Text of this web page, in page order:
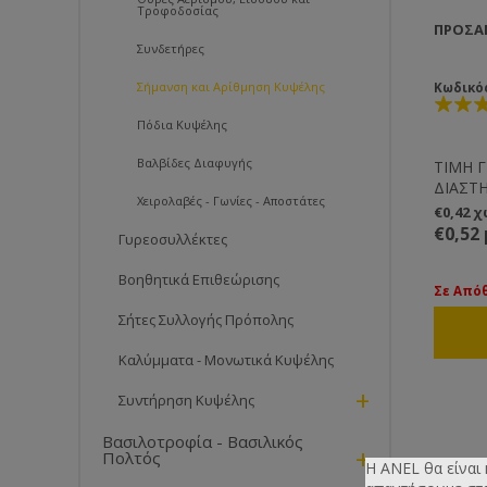
ΤΙΜΗ
βρουν
ίδιου
–
–
€0,42
Σε
Τροφοδοσίας
Συνδετήρες
Σήμανση και Αρίθμηση Κυψέλης
Πόδια Κυψέλης
Βαλβίδες Διαφυγής
Χειρολαβές - Γωνίες - Αποστάτες
Γυρεοσυλλέκτες
Βοηθητικά Επιθεώρισης
Σήτες Συλλογής Πρόπολης
Καλύμματα - Μονωτικά Κυψέλης
Συντήρηση Κυψέλης +
Βασιλοτροφία - Βασιλικός
Πολτός +Η ANEL θα